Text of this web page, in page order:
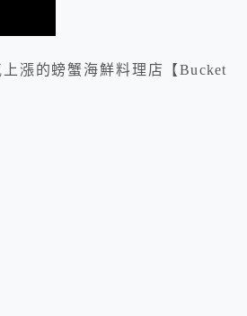
漲的螃蟹海鮮料理店【Bucket